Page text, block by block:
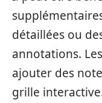
détaillées ou
annotations.
ajouter des
grille